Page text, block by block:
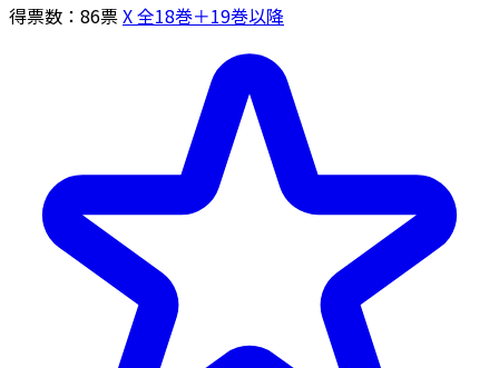
得票数： 86票X 全18巻＋19巻以降